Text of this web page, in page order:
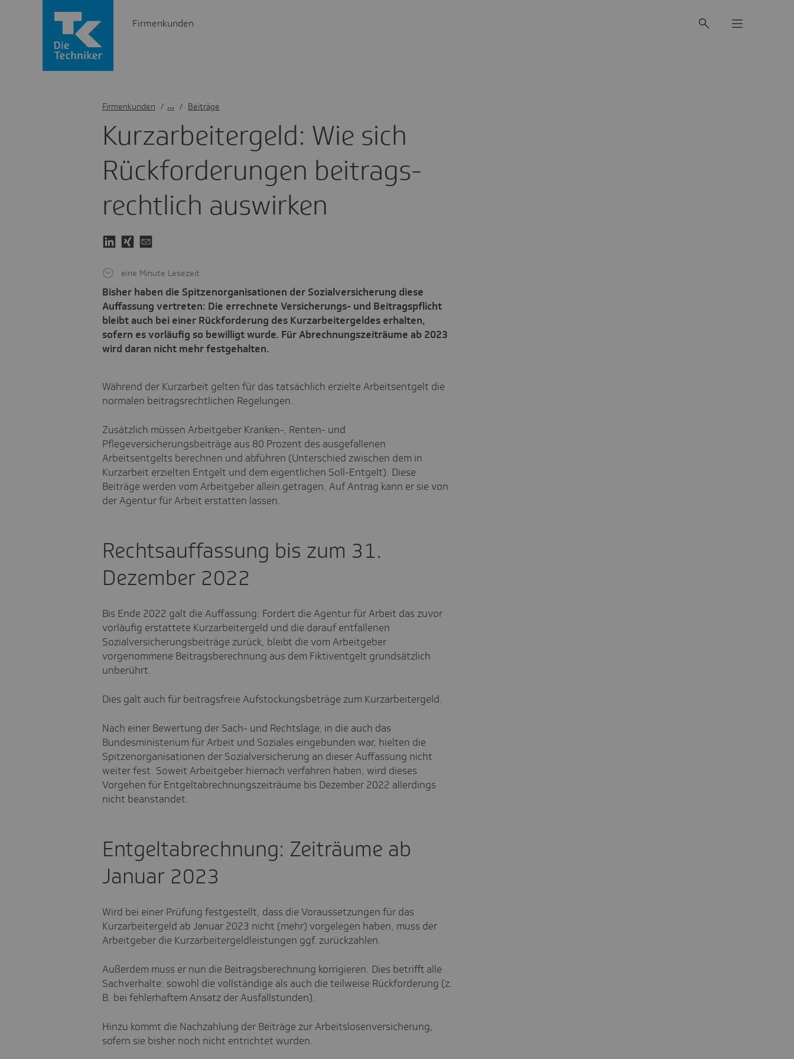
Firmenkunden
Kurz­ar­bei­ter­geld: Wie sich
Rück­for­de­rungen beitrags­
recht­lich auswirken
Bisher haben die Spitzenorganisationen der Sozialversicherung diese
Auffassung vertreten: Die errechnete Versicherungs- und Beitragspflicht
bleibt auch bei einer Rückforderung des Kurzarbeitergeldes erhalten,
sofern es vorläufig so bewilligt wurde. Für Abrechnungszeiträume ab 2023
wird daran nicht mehr festgehalten.
eine Minute Lesezeit
Firmenkunden / Beiträge
Während der Kurzarbeit gelten für das tatsächlich erzielte Arbeitsentgelt die
normalen beitragsrechtlichen Regelungen.
Zusätzlich müssen Arbeitgeber Kranken-, Renten- und
Pflegeversicherungsbeiträge aus 80 Prozent des ausgefallenen
Arbeitsentgelts berechnen und abführen (Unterschied zwischen dem in
Kurzarbeit erzielten Entgelt und dem eigentlichen Soll-Entgelt). Diese
Beiträge werden vom Arbeitgeber allein getragen. Auf Antrag kann er sie von
der Agentur für Arbeit erstatten lassen.
Rechtsauffassung bis zum 31.
Dezember 2022
Bis Ende 2022 galt die Auffassung: Fordert die Agentur für Arbeit das zuvor
vorläufig erstattete Kurzarbeitergeld und die darauf entfallenen
Sozialversicherungsbeiträge zurück, bleibt die vom Arbeitgeber
vorgenommene Beitragsberechnung aus dem Fiktiventgelt grundsätzlich
unberührt.
Dies galt auch für beitragsfreie Aufstockungsbeträge zum Kurzarbeitergeld.
Nach einer Bewertung der Sach- und Rechtslage, in die auch das
Bundesministerium für Arbeit und Soziales eingebunden war, hielten die
Spitzenorganisationen der Sozialversicherung an dieser Auffassung nicht
weiter fest. Soweit Arbeitgeber hiernach verfahren haben, wird dieses
Vorgehen für Entgeltabrechnungszeiträume bis Dezember 2022 allerdings
nicht beanstandet.
Entgeltabrechnung: Zeiträume ab
Januar 2023
Wird bei einer Prüfung festgestellt, dass die Voraussetzungen für das
Kurzarbeitergeld ab Januar 2023 nicht (mehr) vorgelegen haben, muss der
Arbeitgeber die Kurzarbeitergeldleistungen ggf. zurückzahlen.
Außerdem muss er nun die Beitragsberechnung korrigieren. Dies betrifft alle
Sachverhalte: sowohl die vollständige als auch die teilweise Rückforderung (z.
B. bei fehlerhaftem Ansatz der Ausfallstunden).
Hinzu kommt die Nachzahlung der Beiträge zur Arbeitslosenversicherung,
sofern sie bisher noch nicht entrichtet wurden.